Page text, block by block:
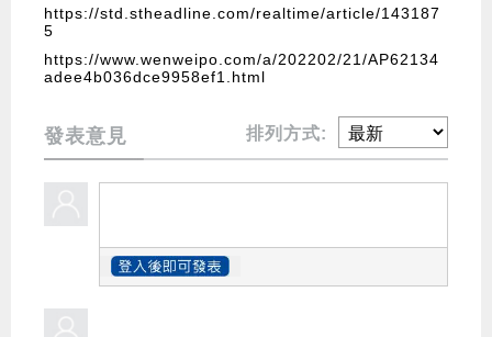
https://std.stheadline.com/realtime/article/143187
5
https://www.wenweipo.com/a/202202/21/AP62134
adee4b036dce9958ef1.html
發表意見 排列方式: